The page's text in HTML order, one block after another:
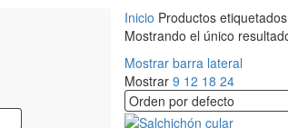
Inicio Productos etiquetados
Mostrando el único
Mostrar barra lateral
Mostrar 9 12 18 24